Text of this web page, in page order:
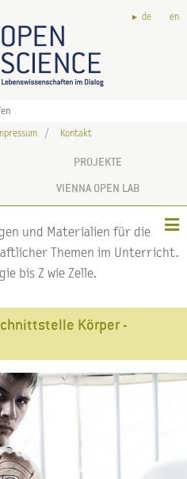
de en
Kontakt
PROJEKTE
VIENNA OPEN LAB
und Materialien für die
Themen im Unterricht.
bis Z wie Zelle.
Körper -